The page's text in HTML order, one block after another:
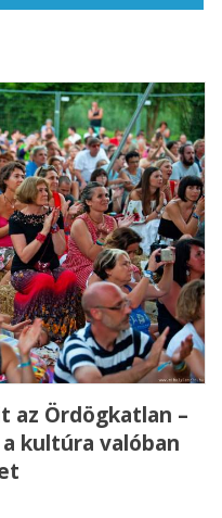
az Ördögkatlan –
kultúra valóban